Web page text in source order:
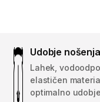
Udobje nošenja
Lahek,
elastičen
optimalno